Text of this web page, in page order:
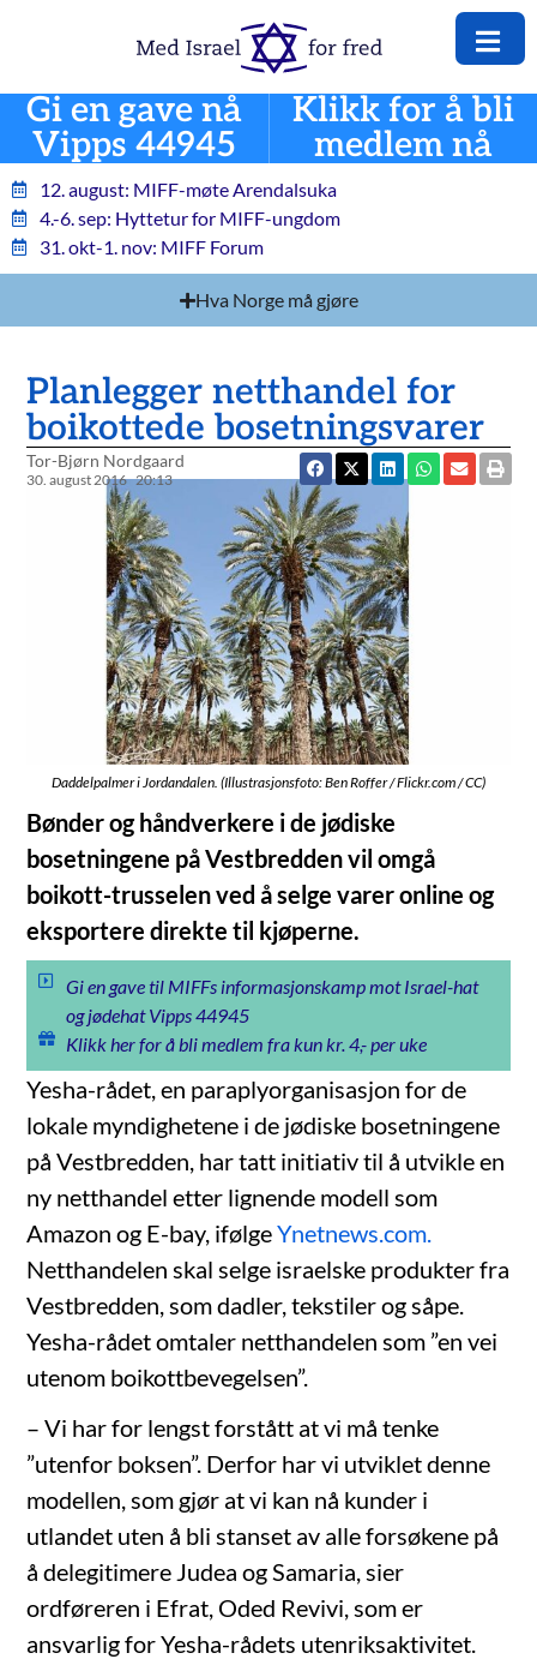
Gi en gave nå
Vipps 44945
Klikk for å bli
medlem nå
12. august: MIFF-møte Arendalsuka
4.-6. sep: Hyttetur for MIFF-ungdom
31. okt-1. nov: MIFF Forum
Hva Norge må gjøre
Planlegger netthandel for
boikottede bosetningsvarer
Tor-Bjørn Nordgaard
30. august 2016 20:13
Daddelpalmer i Jordandalen. (Illustrasjonsfoto: Ben Roffer / Flickr.com / CC)
Bønder og håndverkere i de jødiske
bosetningene på Vestbredden vil omgå
boikott-trusselen ved å selge varer online og
eksportere direkte til kjøperne.
Gi en gave til MIFFs informasjonskamp mot Israel-hat
og jødehat Vipps 44945
Klikk her for å bli medlem fra kun kr. 4,- per uke
Yesha-rådet, en paraplyorganisasjon for de
lokale myndighetene i de jødiske bosetningene
på Vestbredden, har tatt initiativ til å utvikle en
ny netthandel etter lignende modell som
Amazon og E-bay, ifølgeYnetnews.com.
Netthandelen skal selge israelske produkter fra
Vestbredden, som dadler, tekstiler og såpe.
Yesha-rådet omtaler netthandelen som ”en vei
utenom boikottbevegelsen”.
– Vi har for lengst forstått at vi må tenke
”utenfor boksen”. Derfor har vi utviklet denne
modellen, som gjør at vi kan nå kunder i
utlandet uten å bli stanset av alle forsøkene på
å delegitimere Judea og Samaria, sier
ordføreren i Efrat, Oded Revivi, som er
ansvarlig for Yesha-rådets utenriksaktivitet.